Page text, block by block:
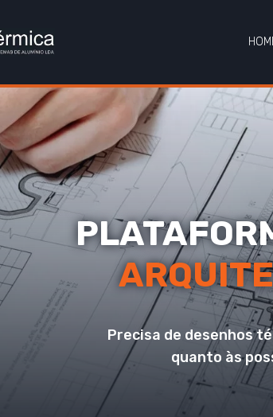
Precisa de desenhos
quanto às